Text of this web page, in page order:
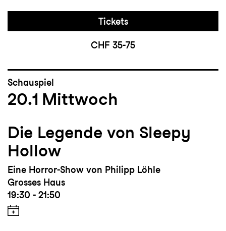
Tickets
CHF 35-75
Schauspiel
20.1 Mittwoch
Die Legende von Sleepy
Hollow
Eine Horror-Show von Philipp Löhle
Grosses Haus
19:30 - 21:50